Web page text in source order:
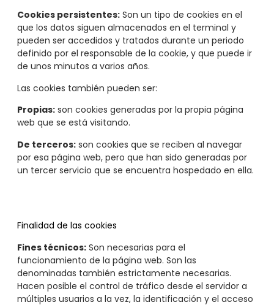
Cookies persistentes: Son un tipo de cookies en el
que los datos siguen almacenados en el terminal y
pueden ser accedidos y tratados durante un periodo
definido por el responsable de la cookie, y que puede ir
de unos minutos a varios años.
Las cookies también pueden ser:
Propias: son cookies generadas por la propia página
web que se está visitando.
De terceros: son cookies que se reciben al navegar
por esa página web, pero que han sido generadas por
un tercer servicio que se encuentra hospedado en ella.
Finalidad de las cookies
Fines técnicos: Son necesarias para el
funcionamiento de la página web. Son las
denominadas también estrictamente necesarias.
Hacen posible el control de tráfico desde el servidor a
múltiples usuarios a la vez, la identificación y el acceso